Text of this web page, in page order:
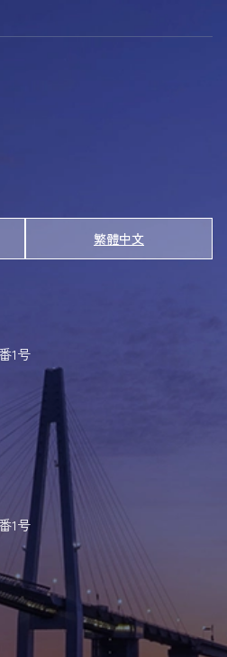
繁體中文
1号
1号